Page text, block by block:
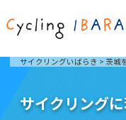
サイクリングいばらき > 茨城
サイクリング